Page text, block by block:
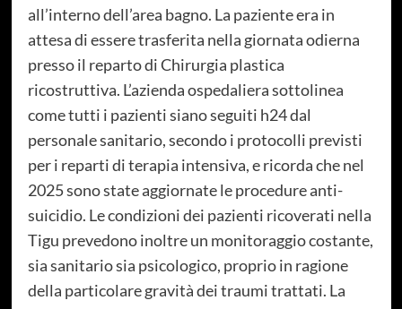
all’interno dell’area bagno. La paziente era in
attesa di essere trasferita nella giornata odierna
presso il reparto di Chirurgia plastica
ricostruttiva. L’azienda ospedaliera sottolinea
come tutti i pazienti siano seguiti h24 dal
personale sanitario, secondo i protocolli previsti
per i reparti di terapia intensiva, e ricorda che nel
2025 sono state aggiornate le procedure anti-
suicidio. Le condizioni dei pazienti ricoverati nella
Tigu prevedono inoltre un monitoraggio costante,
sia sanitario sia psicologico, proprio in ragione
della particolare gravità dei traumi trattati. La